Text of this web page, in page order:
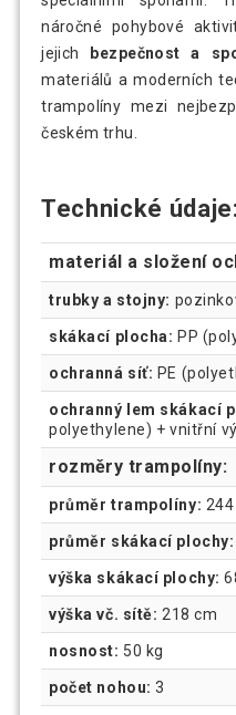
náročné pohybové
jejich bezpečnost a
materiálů a moderních
trampolíny mezi
českém trhu.
Technické údaje:
materiál a složení
trubky a stojny:
skákací plocha: PP
ochranná síť: PE
ochranný lem skákací
polyethylene) + vnitřní
rozměry trampolíny:
průměr trampolíny:
průměr skákací plochy:
výška skákací plochy:
výška vč. sítě: 218 cm
nosnost: 50 kg
počet nohou: 3